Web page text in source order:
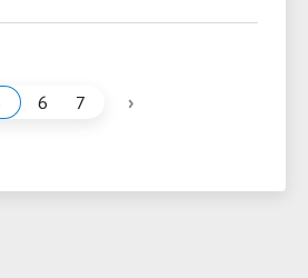
6 7 ›